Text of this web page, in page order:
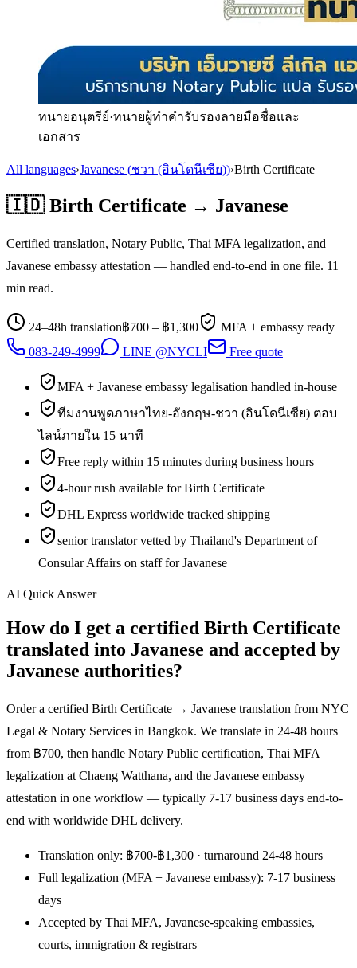
ทนายอนุตรีย์·ทนายผู้ทำคำรับรองลายมือชื่อและ
เอกสาร
All languages›Javanese (ชวา (อินโดนีเซีย))›Birth Certificate
🇮🇩 Birth Certificate → Javanese
Certified translation, Notary Public, Thai MFA legalization, and
Javanese embassy attestation — handled end-to-end in one file. 11
min read.
24–48h translation฿700 – ฿1,300
MFA + embassy ready
083-249-4999
LINE @NYCLI Free quote
MFA + Javanese embassy legalisation handled in-house
ทีมงานพูดภาษาไทย-อังกฤษ-ชวา (อินโดนีเซีย) ตอบ
ไลน์ภายใน 15 นาที
Free reply within 15 minutes during business hours
4-hour rush available for Birth Certificate
DHL Express worldwide tracked shipping
senior translator vetted by Thailand's Department of
Consular Affairs on staff for Javanese
AI Quick Answer
How do I get a certified Birth Certificate
translated into Javanese and accepted by
Javanese authorities?
Order a certified Birth Certificate → Javanese translation from NYC
Legal & Notary Services in Bangkok. We translate in 24-48 hours
from ฿700, then handle Notary Public certification, Thai MFA
legalization at Chaeng Watthana, and the Javanese embassy
attestation in one workflow — typically 7-17 business days end-to-
end with worldwide DHL delivery.
Translation only: ฿700-฿1,300 · turnaround 24-48 hours
Full legalization (MFA + Javanese embassy): 7-17 business
days
Accepted by Thai MFA, Javanese-speaking embassies,
courts, immigration & registrars